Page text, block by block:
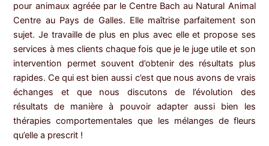
pour animaux agréée par le Centre Bach au Natural Animal
Centre au Pays de Galles. Elle maîtrise parfaitement son
sujet. Je travaille de plus en plus avec elle et propose ses
services à mes clients chaque fois que je le juge utile et son
intervention permet souvent d’obtenir des résultats plus
rapides. Ce qui est bien aussi c’est que nous avons de vrais
échanges et que nous discutons de l’évolution des
résultats de manière à pouvoir adapter aussi bien les
thérapies comportementales que les mélanges de fleurs
qu’elle a prescrit !